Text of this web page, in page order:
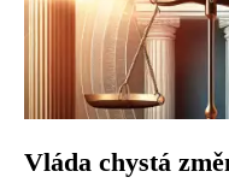
Vláda chystá